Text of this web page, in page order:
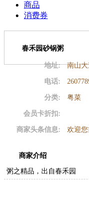
商品
消费券
春禾园砂锅粥
地址: 南山
电话:
分类: 粤菜
会员卡折扣:
商家头条信息: 欢迎您
商家介绍
粥之精品，出自春禾园